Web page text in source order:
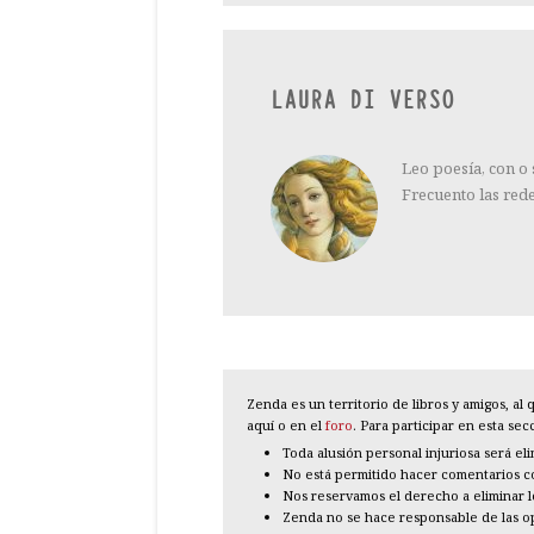
LAURA DI VERSO
Leo poesía, con o
Frecuento las
Zenda es un territorio de libros y amigos, al
aquí o en el foro. Para participar en esta
Toda alusión personal injuriosa será
No está permitido hacer comentarios
Nos reservamos el derecho a eliminar
Zenda no se hace responsable de las